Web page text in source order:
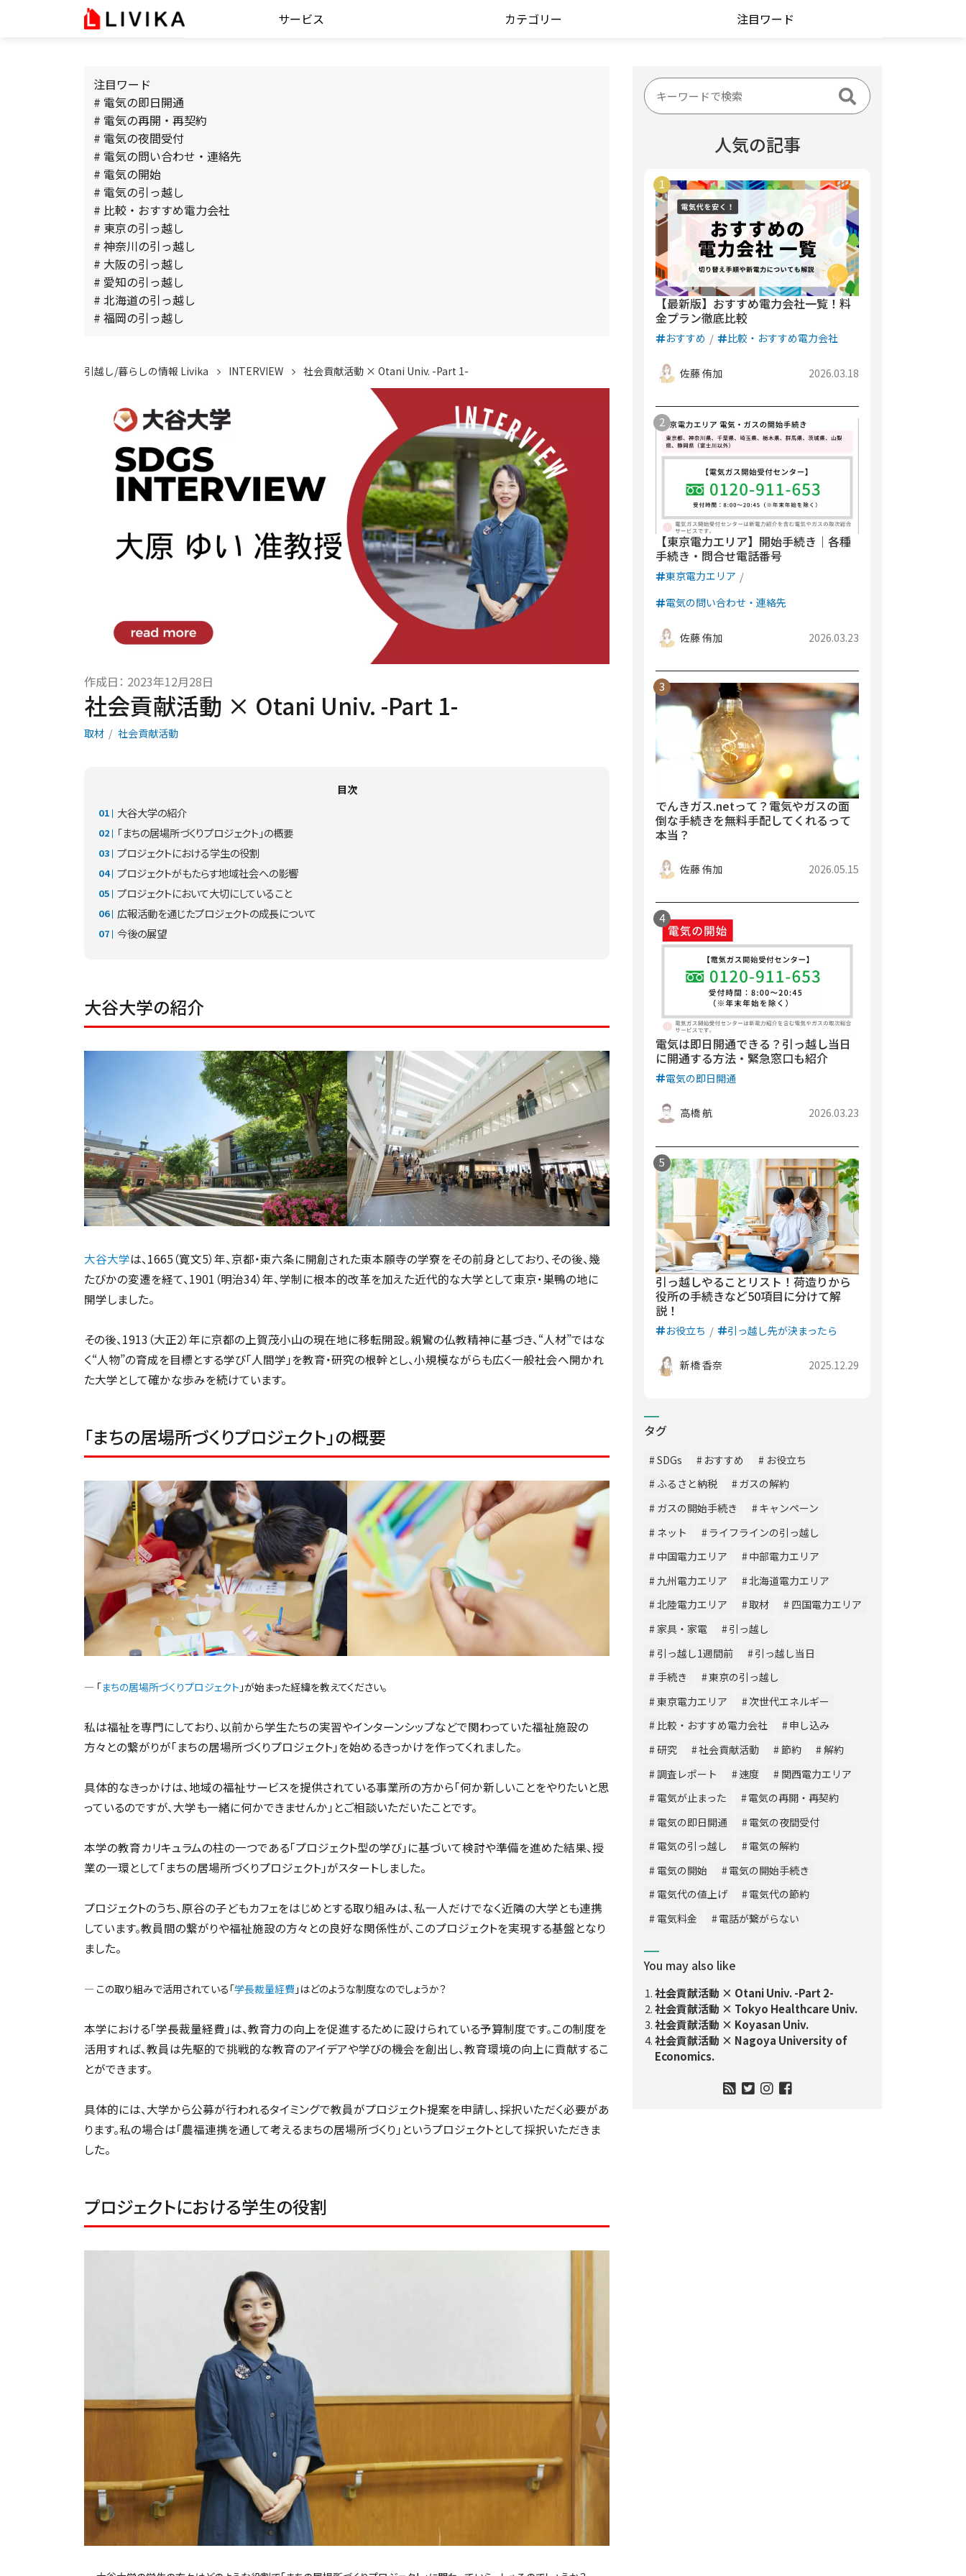
サービス カテゴリー 注目ワード
注目ワード
# 電気の即日開通
# 電気の再開・再契約
# 電気の夜間受付
# 電気の問い合わせ・連絡先
# 電気の開始
# 電気の引っ越し
# 比較・おすすめ電力会社
# 東京の引っ越し
# 神奈川の引っ越し
# 大阪の引っ越し
# 愛知の引っ越し
# 北海道の引っ越し
# 福岡の引っ越し
引越し/暮らしの情報 Livika INTERVIEW 社会貢献活動 × Otani Univ. -Part 1-
作成日： 2023年12月28日
社会貢献活動 × Otani Univ. -Part 1-
取材 社会貢献活動
目次
大谷大学の紹介
「まちの居場所づくりプロジェクト」の概要
プロジェクトにおける学生の役割
プロジェクトがもたらす地域社会への影響
プロジェクトにおいて大切にしていること
広報活動を通じたプロジェクトの成長について
今後の展望
大谷大学の紹介
大谷大学は、1665（寛文5）年、京都・東六条に開創された東本願寺の学寮をその前身としており、その後、幾
たびかの変遷を経て、1901（明治34）年、学制に根本的改革を加えた近代的な大学として東京・巣鴨の地に
開学しました。
その後、1913（大正2）年に京都の上賀茂小山の現在地に移転開設。親鸞の仏教精神に基づき、“人材”ではな
く“人物”の育成を目標とする学び「人間学」を教育・研究の根幹とし、小規模ながらも広く一般社会へ開かれ
た大学として確かな歩みを続けています。
「まちの居場所づくりプロジェクト」の概要
― 「まちの居場所づくりプロジェクト 」が始まった経緯を教えてください。
私は福祉を専門にしており、以前から学生たちの実習やインターンシップなどで関わっていた福祉施設の
方々との繋がりが「まちの居場所づくりプロジェクト」を始めるきっかけを作ってくれました。
具体的なきっかけは、地域の福祉サービスを提供されている事業所の方から「何か新しいことをやりたいと思
っているのですが、大学も一緒に何かできませんか」とご相談いただいたことです。
本学の教育カリキュラムの柱の一つである「プロジェクト型の学び」に基づいて検討や準備を進めた結果、授
業の一環として「まちの居場所づくりプロジェクト」がスタートしました。
プロジェクトのうち、原谷の子どもカフェをはじめとする取り組みは、私一人だけでなく近隣の大学とも連携
しています。教員間の繋がりや福祉施設の方々との良好な関係性が、このプロジェクトを実現する基盤となり
ました。
― この取り組みで活用されている「学長裁量経費 」はどのような制度なのでしょうか？
本学における「学長裁量経費」は、教育力の向上を促進するために設けられている予算制度です。この制度を
活用すれば、教員は先駆的で挑戦的な教育のアイデアや学びの機会を創出し、教育環境の向上に貢献するこ
とができます。
具体的には、大学から公募が行われるタイミングで教員がプロジェクト提案を申請し、採択いただく必要があ
ります。私の場合は「農福連携を通して考えるまちの居場所づくり」というプロジェクトとして採択いただきま
した。
プロジェクトにおける学生の役割
人気の記事
【最新版】おすすめ電力会社一覧！料
金プラン徹底比較
おすすめ 比較・おすすめ電力会社
佐藤 侑加 2026.03.18
【東京電力エリア】開始手続き｜各種
手続き・問合せ電話番号
東京電力エリア
電気の問い合わせ・連絡先
佐藤 侑加 2026.03.23
でんきガス.netって？電気やガスの面
倒な手続きを無料手配してくれるって
本当？
佐藤 侑加 2026.05.15
電気は即日開通できる？引っ越し当日
に開通する方法・緊急窓口も紹介
電気の即日開通
高橋 航 2026.03.23
引っ越しやることリスト！荷造りから
役所の手続きなど50項目に分けて解
説！
お役立ち 引っ越し先が決まったら
新橋 香奈 2025.12.29
タグ
SDGs おすすめ
お役立ち
ふるさと納税
ガスの解約
ガスの開始手続き
キャンペーン
ネット
ライフラインの引っ越し
中国電力エリア
中部電力エリア
九州電力エリア
北海道電力エリア
北陸電力エリア
取材
四国電力エリア
家具・家電
引っ越し
引っ越し1週間前
引っ越し当日
手続き
東京の引っ越し
東京電力エリア
次世代エネルギー
比較・おすすめ電力会社
申し込み
研究
社会貢献活動 節約
解約
調査レポート
速度
関西電力エリア
電気が止まった
電気の再開・再契約
電気の即日開通
電気の夜間受付
電気の引っ越し
電気の解約
電気の開始
電気の開始手続き
電気代の値上げ
電気代の節約
電気料金
電話が繋がらない
You may also like
社会貢献活動 × Otani Univ. -Part 2-
社会貢献活動 × Tokyo Healthcare Univ.
社会貢献活動 × Koyasan Univ.
社会貢献活動 × Nagoya University of
Economics.